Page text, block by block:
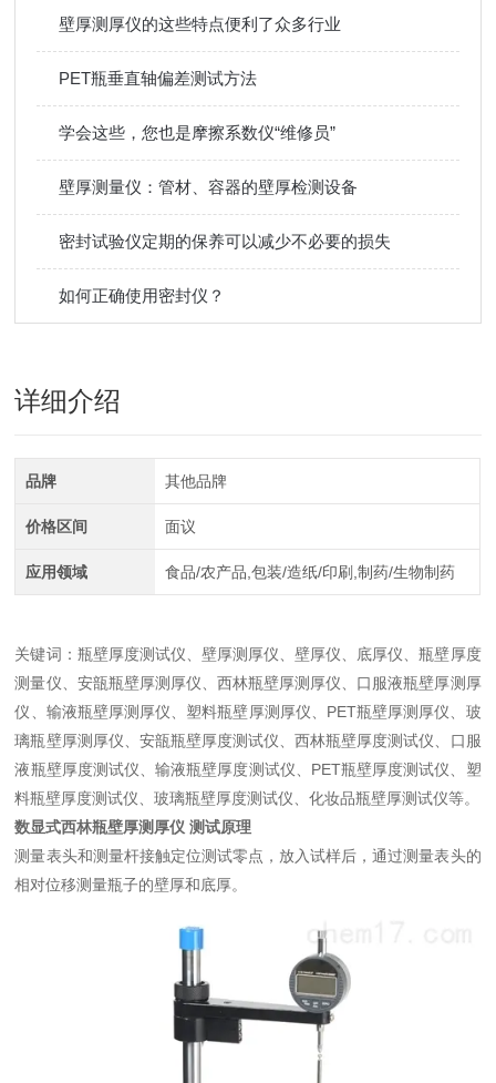
壁厚测厚仪的这些特点便利了众多行业
PET瓶垂直轴偏差测试方法
学会这些，您也是摩擦系数仪“维修员”
壁厚测量仪：管材、容器的壁厚检测设备​
密封试验仪定期的保养可以减少不必要的损失
如何正确使用密封仪？
详细介绍
品牌 其他品牌
价格区间 面议
应用领域 食品/农产品,包装/造纸/印刷,制药/生物制药
关键词：瓶壁厚度测试仪、壁厚测厚仪、壁厚仪、底厚仪、瓶壁厚度
测量仪、安瓿瓶壁厚测厚仪、西林瓶壁厚测厚仪、口服液瓶壁厚测厚
仪、输液瓶壁厚测厚仪、塑料瓶壁厚测厚仪、PET瓶壁厚测厚仪、玻
璃瓶壁厚测厚仪、安瓿瓶壁厚度测试仪、西林瓶壁厚度测试仪、口服
液瓶壁厚度测试仪、输液瓶壁厚度测试仪、PET瓶壁厚度测试仪、塑
料瓶壁厚度测试仪、玻璃瓶壁厚度测试仪、化妆品瓶壁厚测试仪等。
数显式西林瓶壁厚测厚仪 测试原理
测量表头和测量杆接触定位测试零点，放入试样后，通过测量表头的
相对位移测量瓶子的壁厚和底厚。